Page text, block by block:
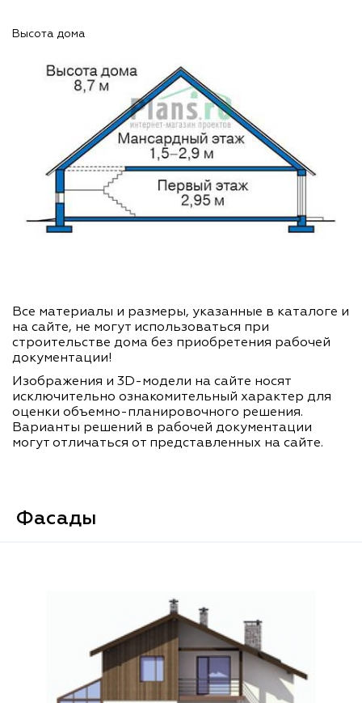
Высота дома
Все материалы и размеры, указанные в каталоге и
на сайте, не могут использоваться при
строительстве дома без приобретения рабочей
документации!
Изображения и 3D-модели на сайте носят
исключительно ознакомительный характер для
оценки объемно-планировочного решения.
Варианты решений в рабочей документации
могут отличаться от представленных на сайте.
Фасады